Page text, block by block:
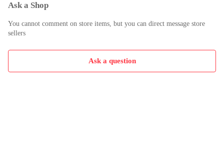
Ask a Shop
You cannot comment on store items, but you can direct message store
sellers
Ask a question